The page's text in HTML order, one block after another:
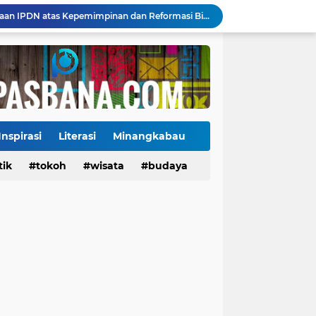
Mahyeldi Raih Penghargaan IPDN atas Kepemimpinan dan Reformasi Birokrasi di Sumbar
Payakumbuh Luncurkan GEMPITA BERSAMA, Dorong Pekarangan Jadi Sumber Pangan Keluarga
130 ASN dan Warga Payakumbuh Ikut Vaksin HPV, Upaya Cegah Kanker Serviks Diperluas
Tiga Alat Berat Diterjunkan, Normalisasi Sungai Batang Guo Dikebut Pascabanjir
Jelang Wajib Halal 2026, Sumbar Percepat Sertifikasi UMKM dan Bangun Ekosistem Halal
Kasus Campak Masih Mengintai, Kemenkes Ingatkan Risiko Penularan di Sekolah
Literasi Minangkabau
Tokoh budaya kuliner
tokoh wisata budaya